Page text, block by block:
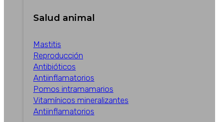
Salud animal
Mastitis
Reproducción
Antibióticos
Antiinflamatorios
Pomos intramamarios
Vitamínicos mineralizantes
Antiinflamatorios